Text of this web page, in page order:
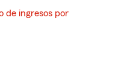
de ingresos por